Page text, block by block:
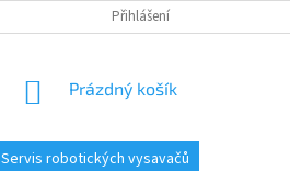
Přihlášení
NÁKUPNÍ
Prázdný košík
Servis robotických vysavačů